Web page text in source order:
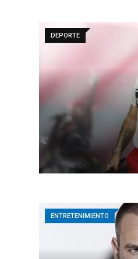
DEPORTE
ENTRETENIMIENTO